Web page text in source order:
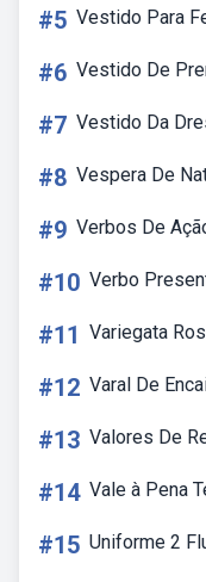
#5 Vestido Para
#6 Vestido De
#7 Vestido Da
#8 Vespera De
#9 Verbos De
#10 Verbo
#11 Variegata
#12 Varal De
#13 Valores De
#14 Vale à Pena
#15 Uniforme 2